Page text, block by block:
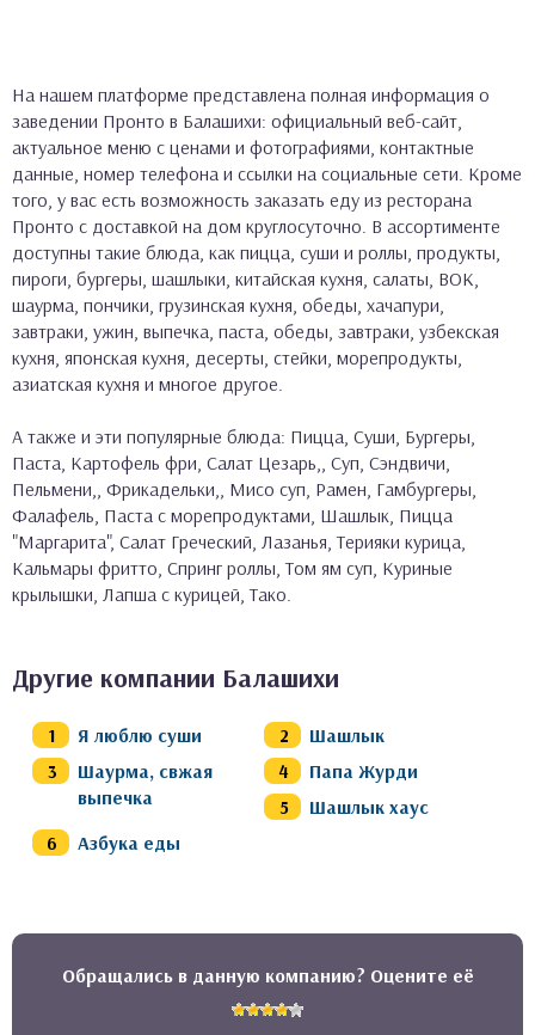
На нашем платформе представлена полная информация о
заведении Пронто в Балашихи: официальный веб-сайт,
актуальное меню с ценами и фотографиями, контактные
данные, номер телефона и ссылки на социальные сети. Кроме
того, у вас есть возможность заказать еду из ресторана
Пронто с доставкой на дом круглосуточно. В ассортименте
доступны такие блюда, как пицца, суши и роллы, продукты,
пироги, бургеры, шашлыки, китайская кухня, салаты, ВОК,
шаурма, пончики, грузинская кухня, обеды, хачапури,
завтраки, ужин, выпечка, паста, обеды, завтраки, узбекская
кухня, японская кухня, десерты, стейки, морепродукты,
азиатская кухня и многое другое.
А также и эти популярные блюда: Пицца, Суши, Бургеры,
Паста, Картофель фри, Салат Цезарь,, Суп, Сэндвичи,
Пельмени,, Фрикадельки,, Мисо суп, Рамен, Гамбургеры,
Фалафель, Паста с морепродуктами, Шашлык, Пицца
"Маргарита", Салат Греческий, Лазанья, Терияки курица,
Кальмары фритто, Спринг роллы, Том ям суп, Куриные
крылышки, Лапша с курицей, Тако.
Другие компании Балашихи
Я люблю суши
Шашлык
Шаурма, свжая
выпечка
Папа Журди
Шашлык хаус
Азбука еды
Обращались в данную компанию? Оцените её